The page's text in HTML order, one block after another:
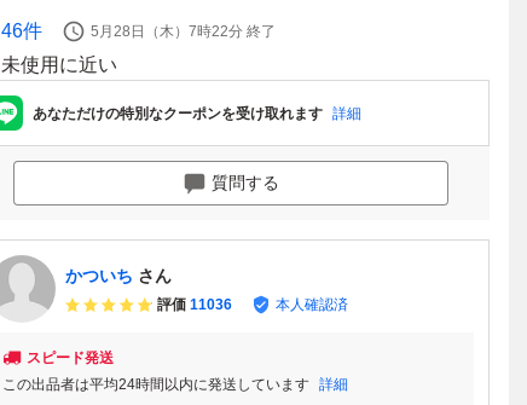
46件 5月28日（木）7時22分 終了
未使用に近い
あなただけの特別なクーポンを受け取れます 詳細
質問する
かついち さん
評価 11036 本人確認済
スピード発送
この出品者は平均24時間以内に発送しています 詳細